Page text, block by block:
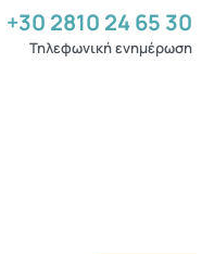
+30 2810 24 65 30
Τηλεφωνική ενημέρωση